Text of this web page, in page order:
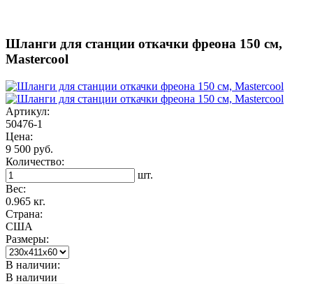
Шланги для станции откачки фреона 150 см,
Mastercool
Артикул:
50476-1
Цена:
9 500 руб.
Количество:
шт.
Вес:
0.965 кг.
Страна:
США
Размеры:
В наличии:
В наличии